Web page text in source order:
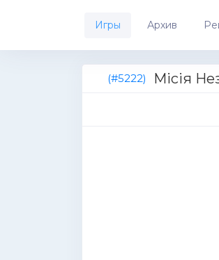
Игры Архив
(#5222) Місія